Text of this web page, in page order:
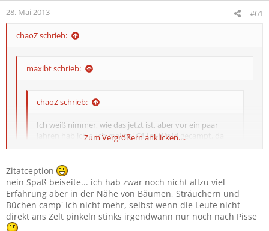
28. Mai 2013 #61
chaoZ schrieb:
maxibt schrieb:
chaoZ schrieb:
Ich weiß nimmer, wie das jetzt ist, aber vor ein paar
Jahren hab ich auch mal beiC1 im Wald gecampt, da
am Konzertgelände.
Und jeder Zweite der vorbeiläuft pisst dir nebens Zelt
naja, damals (2007 glaub ich) ist da so gut wie niemand
vorbeigelaufen, da es halt wie gesagt nicht direkt am Weg war,
sondern ca 10-15 Meter rein in den Busch
Zum Vergrößern anklicken....
Zitatception
nein Spaß beiseite... ich hab zwar noch nicht allzu viel
Erfahrung aber in der Nähe von Bäumen, Sträuchern und
Büchen camp' ich nicht mehr, selbst wenn die Leute nicht
direkt ans Zelt pinkeln stinks irgendwann nur noch nach Pisse